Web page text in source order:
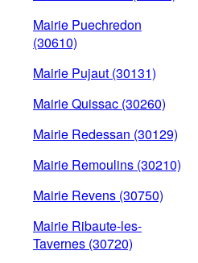
Mairie Puechredon
(30610)
Mairie Pujaut (30131)
Mairie Quissac (30260)
Mairie Redessan (30129)
Mairie Remoulins (30210)
Mairie Revens (30750)
Mairie Ribaute-les-
Tavernes (30720)